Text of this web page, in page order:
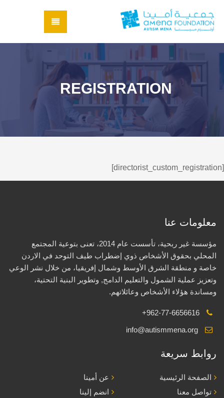
REGISTRATION
[directorist_custom_registration]
معلومات عنا
مؤسسة غير ربحية، تأسست عام 2014، تعنى بتوعية المجتمع
المحلي بحقوق الأشخاص ذوي إضطراب طيف التوحد في الاردن
خاصة و منطقة الشرق الأوسط وشمال إفريقيا، من خلال نشر الوعي
وتعزيز عملية الشمول والتعليم الدامج, وتطوير البنية التحتية،
ومساندة هؤلاء الأشخاص وعائلاتهم.
+962-77-6656616
info@autismmena.org
روابط سريعة
الصفحة الرئيسية
عن أمينا
تواصل معنا
انضم إلينا